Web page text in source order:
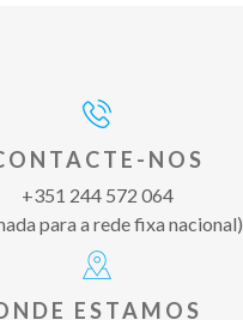
NOS
+351 244 572 064
para a rede fixa nacional)
ESTAMOS